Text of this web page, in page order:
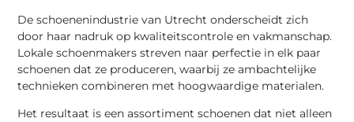
De schoenenindustrie van Utrecht onderscheidt zich
door haar nadruk op kwaliteitscontrole en vakmanschap.
Lokale schoenmakers streven naar perfectie in elk paar
schoenen dat ze produceren, waarbij ze ambachtelijke
technieken combineren met hoogwaardige materialen.
Het resultaat is een assortiment schoenen dat niet alleen